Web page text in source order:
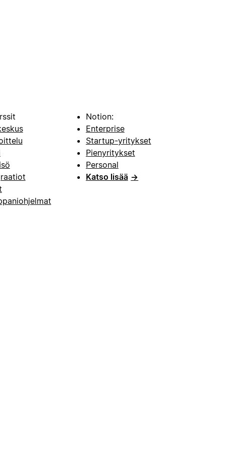
Notion:
Enterprise
Startup-yritykset
Pienyritykset
Personal
Katso lisää →